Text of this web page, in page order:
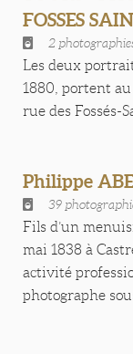
FOSSES
2
Les deux
1880, portent au
rue des Fossés-
Philippe
39
Fils d’un
mai 1838 à
activité
photographe